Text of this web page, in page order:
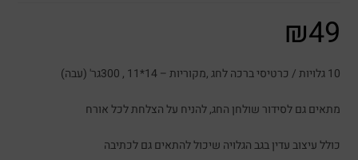
₪49
10 גלויות / כרטיסי ברכה לחג ,מקוריות – 14*11 , 300גר' (עבה)
מתאים גם לסידור שולחן החג, להניח על הצלחת לכל אורח
כולל עיצוב עדין בגב הגלויה שיכול להתאים גם לכתיבה